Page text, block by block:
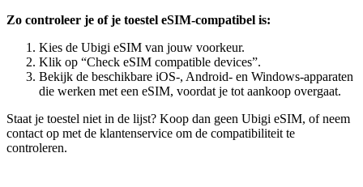
Zo controleer je of je toestel eSIM-compatibel is:
Kies de Ubigi eSIM van jouw voorkeur.
Klik op “Check eSIM compatible devices”.
Bekijk de beschikbare iOS-, Android- en Windows-apparaten
die werken met een eSIM, voordat je tot aankoop overgaat.
Staat je toestel niet in de lijst? Koop dan geen Ubigi eSIM, of neem
contact op met de klantenservice om de compatibiliteit te
controleren.